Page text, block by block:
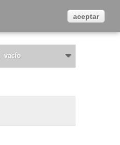
Iniciar sesión
vacío
aceptar